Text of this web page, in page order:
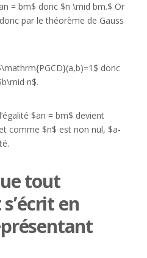
= bm$ donc $n \mid bm.$ Or
par le théorème de Gauss
donc
n$.
$an = bm$ devient
comme $n$ est non nul, $a-
tout
en